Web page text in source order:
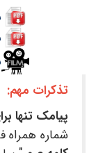
تذکرات مهم:
پیامک تنها
شماره همراه